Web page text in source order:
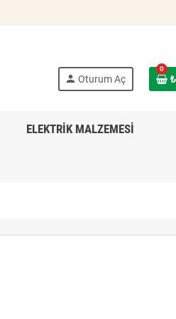
person Oturum Aç
0
ELEKTRİK MALZEMESİ